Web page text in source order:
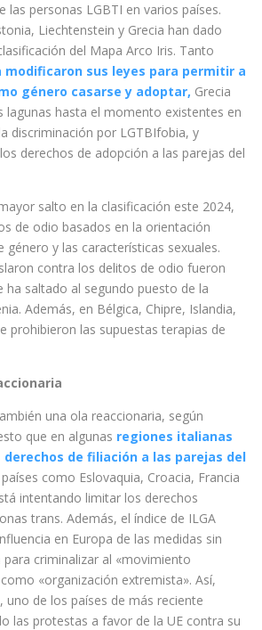
las personas LGBTI en varios países.
Liechtenstein y Grecia han dado
del Mapa Arco Iris. Tanto
modificaron sus leyes para permitir a
género casarse y adoptar, Grecia
lagunas hasta el momento existentes en
discriminación por LGTBIfobia, y
derechos de adopción a las parejas del
salto en la clasificación este 2024,
de odio basados en la orientación
género y las características sexuales.
contra los delitos de odio fueron
ha saltado al segundo puesto de la
Además, en Bélgica, Chipre, Islandia,
prohibieron las supuestas terapias de
una ola reaccionaria, según
que en algunas regiones italianas
de filiación a las parejas del
como Eslovaquia, Croacia, Francia
intentando limitar los derechos
trans. Además, el índice de ILGA
en Europa de las medidas sin
para criminalizar al «movimiento
«organización extremista». Así,
uno de los países de más reciente
las protestas a favor de la UE contra su